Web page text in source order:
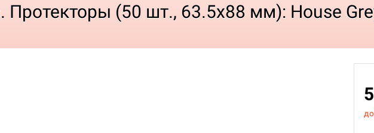
Протекторы (50 шт., 63.5x88 мм): House